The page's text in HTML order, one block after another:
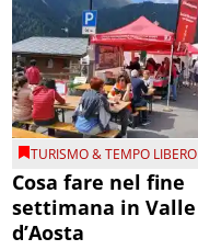
TURISMO & TEMPO LIBERO
Cosa fare nel fine
settimana in Valle
d’Aosta